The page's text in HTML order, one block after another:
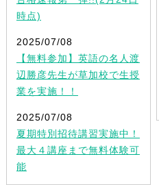
時点)
2025/07/08
【無料参加】英語の名人渡
辺勝彦先生が草加校で生授
業を実施！！
2025/07/08
夏期特別招待講習実施中！
最大４講座まで無料体験可
能